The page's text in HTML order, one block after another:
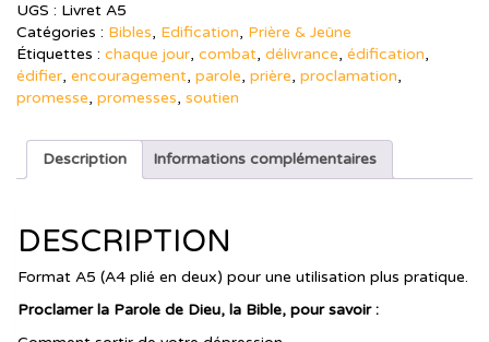
jour
les
promesses
de
la
Volume
UGS : Livret A5
Catégories : Bibles, Edification, Prière & Jeûne
Étiquettes : chaque jour, combat, délivrance, édification,
édifier, encouragement, parole, prière, proclamation,
promesse, promesses, soutien
Description Informations complémentaires
DESCRIPTION
Format A5 (A4 plié en deux) pour une utilisation plus pratique.
Proclamer la Parole de Dieu, la Bible, pour savoir :